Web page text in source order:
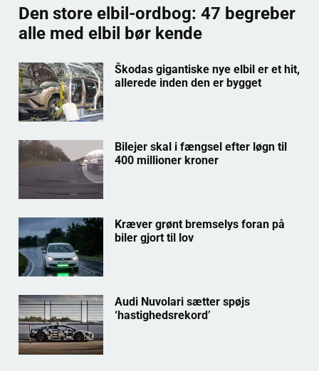
Den store elbil-ordbog: 47 begreber
alle med elbil bør kende
Škodas gigantiske nye elbil er et hit,
allerede inden den er bygget
Bilejer skal i fængsel efter løgn til
400 millioner kroner
Kræver grønt bremselys foran på
biler gjort til lov
Audi Nuvolari sætter spøjs
‘hastighedsrekord’